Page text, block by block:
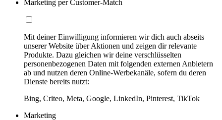
Marketing per Customer-Match
Mit deiner Einwilligung informieren wir dich auch abseits
unserer Website über Aktionen und zeigen dir relevante
Produkte. Dazu gleichen wir deine verschlüsselten
personenbezogenen Daten mit folgenden externen Anbietern
ab und nutzen deren Online-Werbekanäle, sofern du deren
Dienste bereits nutzt:
Bing, Criteo, Meta, Google, LinkedIn, Pinterest, TikTok
Marketing